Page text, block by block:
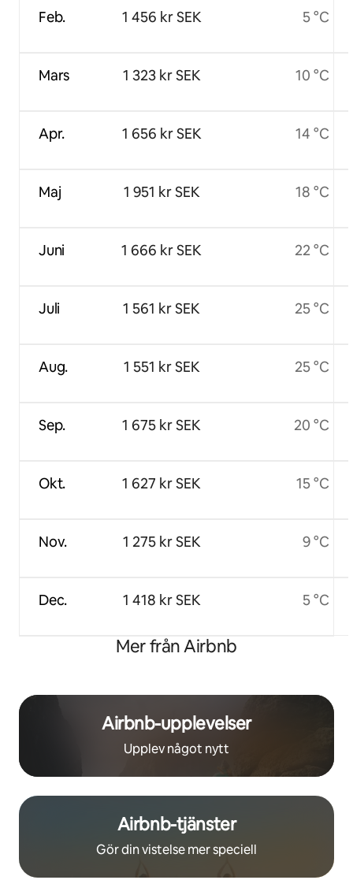
Feb.
Mars
Apr.
Maj
Juni
Juli
Aug.
Sep.
Okt.
Nov.
Dec.
1 456 kr SEK
1 323 kr SEK
1 656 kr SEK
1 951 kr SEK
1 666 kr SEK
1 561 kr SEK
1 551 kr SEK
1 675 kr SEK
1 627 kr SEK
1 275 kr SEK
1 418 kr SEK
5 °C
10 °C
14 °C
18 °C
22 °C
25 °C
25 °C
20 °C
15 °C
9 °C
5 °C
Mer från Airbnb
Airbnb-upplevelser
Upplev något nytt
Airbnb-tjänster
Gör din vistelse mer speciell